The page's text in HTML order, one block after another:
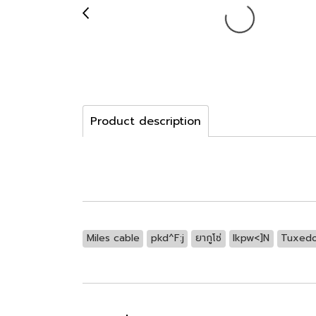
Product description
Miles cable pkd^F:j ยากูโซ่ lkpw<]N